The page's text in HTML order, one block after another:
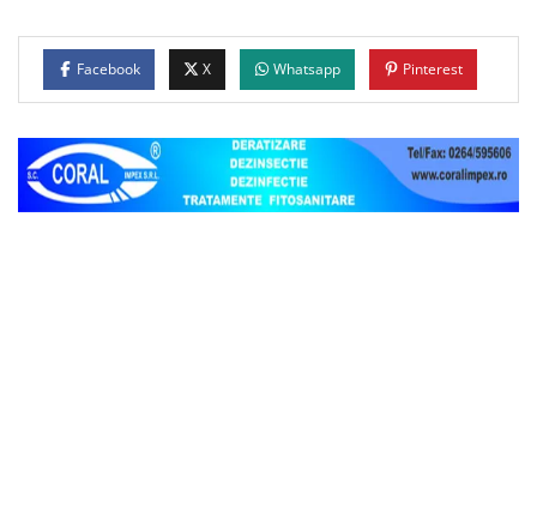
Facebook X Whatsapp Pinterest